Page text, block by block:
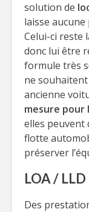
solution de
laisse aucune
Celui-ci reste
donc lui être
formule très
ne souhaitent
ancienne
mesure pour
elles peuvent
flotte
préserver
LOA /
Des